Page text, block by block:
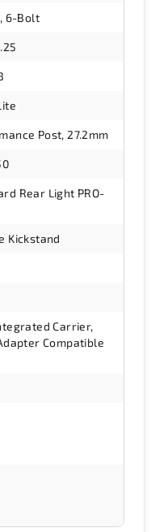
6-Bolt
Post, 27.2mm
Rear Light PRO-
Kickstand
Carrier,
Compatible